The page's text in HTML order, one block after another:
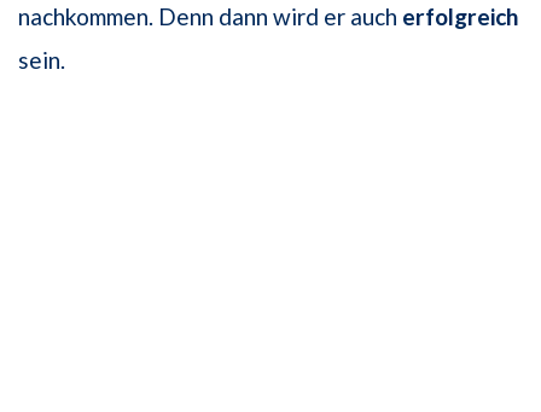
nachkommen. Denn dann wird er auch erfolgreich
sein.